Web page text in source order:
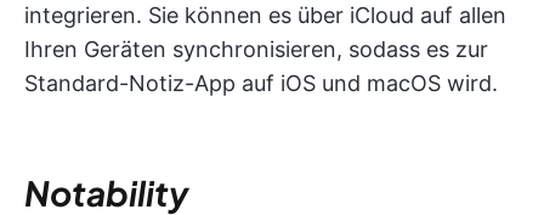
integrieren. Sie können es über iCloud auf allen
Ihren Geräten synchronisieren, sodass es zur
Standard-Notiz-App auf iOS und macOS wird.
Notability